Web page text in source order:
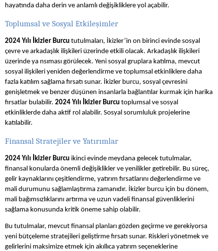
hayatında daha derin ve anlamlı değişikliklere yol açabilir.
Toplumsal ve Sosyal Etkileşimler
2024 Yılı İkizler Burcu tutulmaları, İkizler’in on birinci evinde sosyal
çevre ve arkadaşlık ilişkileri üzerinde etkili olacak. Arkadaşlık ilişkileri
üzerinde ya nsıması görülecek. Yeni sosyal gruplara katılma, mevcut
sosyal ilişkileri yeniden değerlendirme ve toplumsal etkinliklere daha
fazla katılım sağlama fırsatı sunar. İkizler burcu, sosyal çevresini
genişletmek ve benzer düşünen insanlarla bağlantılar kurmak için harika
fırsatlar bulabilir. 2024 Yılı İkizler Burcu toplumsal ve sosyal
etkinliklerde daha aktif rol alabilir. Sosyal sorumluluk projelerine
katılabilir.
Finansal Stratejiler ve Yatırımlar
2024 Yılı İkizler Burcu ikinci evinde meydana gelecek tutulmalar,
finansal konularda önemli değişiklikler ve yenilikler getirebilir. Bu süreç,
gelir kaynaklarını çeşitlendirme, yatırım fırsatlarını değerlendirme ve
mali durumunu sağlamlaştırma zamanıdır. İkizler burcu için bu dönem,
mali bağımsızlıklarını artırma ve uzun vadeli finansal güvenliklerini
sağlama konusunda kritik öneme sahip olabilir.
Bu tutulmalar, mevcut finansal planları gözden geçirme ve gerekiyorsa
yeni bütçeleme stratejileri geliştirme fırsatı sunar. Riskleri yönetmek ve
gelirlerini maksimize etmek için akıllıca yatırım seçeneklerine